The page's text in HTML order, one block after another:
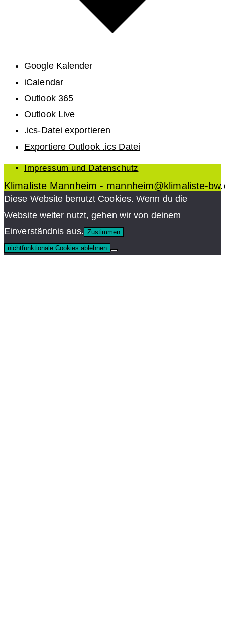
Google Kalender
iCalendar
Outlook 365
Outlook Live
.ics-Datei exportieren
Exportiere Outlook .ics Datei
Impressum und Datenschutz
Klimaliste Mannheim - mannheim@klimaliste-
Diese Website benutzt Cookies. Wenn du die
Website weiter nutzt, gehen wir von deinem
Einverständnis aus. Zustimmen
nichtfunktionale Cookies ablehnen